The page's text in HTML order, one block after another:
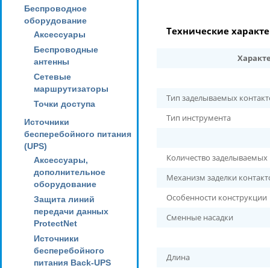
Беспроводное
оборудование
Аксессуары
Беспроводные
антенны
Сетевые
маршрутизаторы
Точки доступа
Источники
бесперебойного питания
(UPS)
Аксессуары,
дополнительное
оборудование
Защита линий
передачи данных
ProtectNet
Источники
бесперебойного
питания Back-UPS
Технические
Тип заделываемых
Тип инструмента
Количество
Механизм заделки
Особенности конструкции
Сменные насадки
Длина